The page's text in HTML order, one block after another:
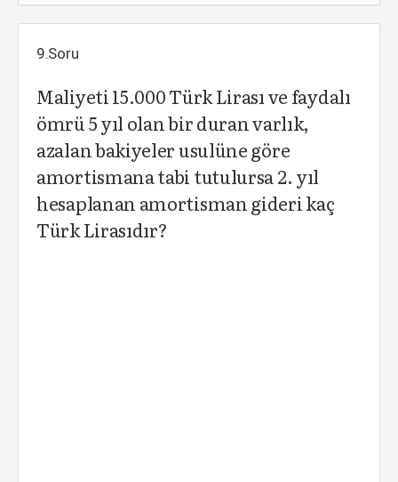
9.Soru
Maliyeti 15.000 Türk Lirası ve faydalı
ömrü 5 yıl olan bir duran varlık,
azalan bakiyeler usulüne göre
amortismana tabi tutulursa 2. yıl
hesaplanan amortisman gideri kaç
Türk Lirasıdır?